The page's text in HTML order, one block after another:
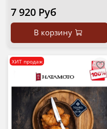
7 920 Руб
В корзину
ХИТ продаж